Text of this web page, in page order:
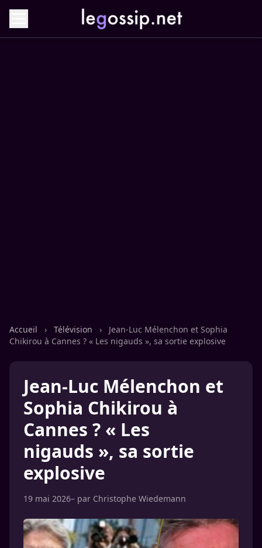
Accueil › Télévision ›
Jean-Luc Mélenchon et Sophia
Chikirou à Cannes ? « Les nigauds », sa sortie explosive
Jean-Luc Mélenchon et
Sophia Chikirou à
Cannes ? « Les
nigauds », sa sortie
explosive
19 mai 2026– par Christophe Wiedemann